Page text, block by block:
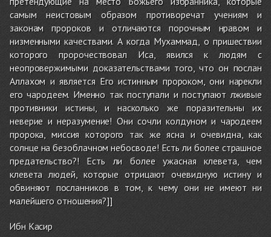
самым неистовым образом противоречат учениям и
законам пророков и отличаются порочным нравом и
низменными качествами. А когда Мухаммад, о пришествии
которого пророчествовал Иса, явился к людям с
неопровержимыми доказательствами того, что он послан
Аллахом и является Его истинным пророком, они нарекли
его чародеем. Именно так поступали и поступают лживые
противники истины, и насколько же поразительны их
неверие и неразумение! Они сочли колдуном и чародеем
пророка, миссия которого так же ясна и очевидна, как
солнце на безоблачном небосводе! Есть ли более страшное
предательство?! Есть ли более ужасная клевета, чем
клевета людей, которые отрицают очевидную истину и
обвиняют посланников в том, к чему они не имеют ни
малейшего отношения?]]
Ибн Касир